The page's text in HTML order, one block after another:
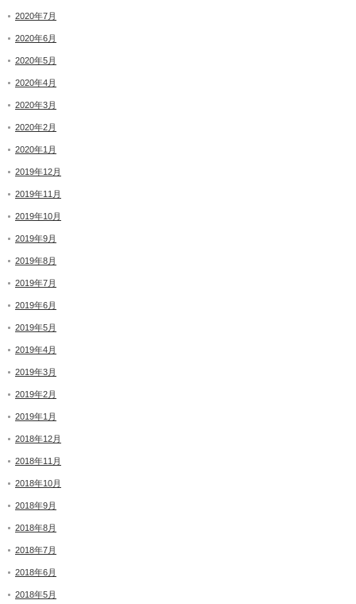
2020年7月
2020年6月
2020年5月
2020年4月
2020年3月
2020年2月
2020年1月
2019年12月
2019年11月
2019年10月
2019年9月
2019年8月
2019年7月
2019年6月
2019年5月
2019年4月
2019年3月
2019年2月
2019年1月
2018年12月
2018年11月
2018年10月
2018年9月
2018年8月
2018年7月
2018年6月
2018年5月